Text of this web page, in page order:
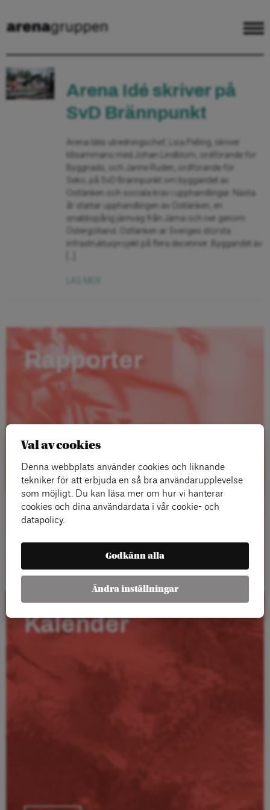
Arena Idé skriver på
SvD Brännpunkt
Arena Idés utredningschef, Lisa Pelling, skriver
tillsammans med Johan Lindblom, ordförande för
Byggnads, och Janne Ruden, ordförande för
Seko, på SvD Brännpunkt om byggandet av
Ostlänken och sociala krav i upphandlingar. Nästa
år startar upphandlingen av Ostlänken, en
snabbspårig järnväg från Järna och ner genom
Östergötland. Ostlänken är Sveriges största
infrastrukturprojekt på flera decennier. Byggandet av
Rapporter
Kalender
Val av cookies
Denna webbplats använder cookies och liknande
tekniker för att erbjuda en så bra användarupplevelse
som möjligt. Du kan läsa mer om hur vi hanterar
cookies och dina användardata i vår cookie- och
datapolicy.
Godkänn alla
Ändra inställningar